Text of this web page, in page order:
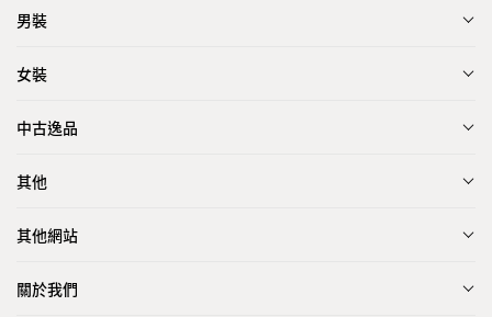
男裝
女裝
中古逸品
其他
其他網站
關於我們